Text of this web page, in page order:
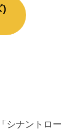
)
シナントロー